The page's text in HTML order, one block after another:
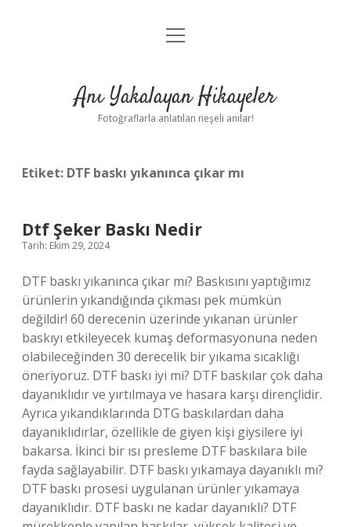
Anasayfa
Yasal Uyarı
menüyü
Anı Yakalayan Hikayeler
Fotoğraflarla anlatılan neşeli anılar!
Etiket: DTF baskı yıkanınca çıkar mı
Dtf Şeker Baskı Nedir
Tarih: Ekim 29, 2024
DTF baskı yıkanınca çıkar mı? Baskısını yaptığımız
ürünlerin yıkandığında çıkması pek mümkün
değildir! 60 derecenin üzerinde yıkanan ürünler
baskıyı etkileyecek kumaş deformasyonuna neden
olabileceğinden 30 derecelik bir yıkama sıcaklığı
öneriyoruz. DTF baskı iyi mi? DTF baskılar çok daha
dayanıklıdır ve yırtılmaya ve hasara karşı dirençlidir.
Ayrıca yıkandıklarında DTG baskılardan daha
dayanıklıdırlar, özellikle de giyen kişi giysilere iyi
bakarsa. İkinci bir ısı presleme DTF baskılara bile
fayda sağlayabilir. DTF baskı yıkamaya dayanıklı mı?
DTF baskı prosesi uygulanan ürünler yıkamaya
dayanıklıdır. DTF baskı ne kadar dayanıklı? DTF